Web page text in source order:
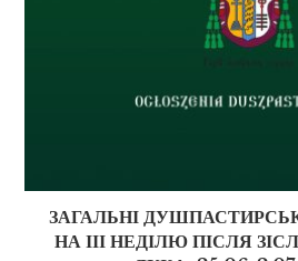
ЗАГАЛЬНІ
НА ІІІ НЕДІЛЮ ПІСЛЯ